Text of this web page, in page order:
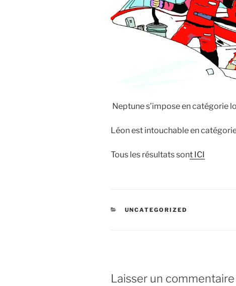
Neptune s’impose en catégorie
Léon est intouchable en
Tous les résultats sont ICI
CATÉGORIES
UNCATEGORIZED
Laisser un commentaire